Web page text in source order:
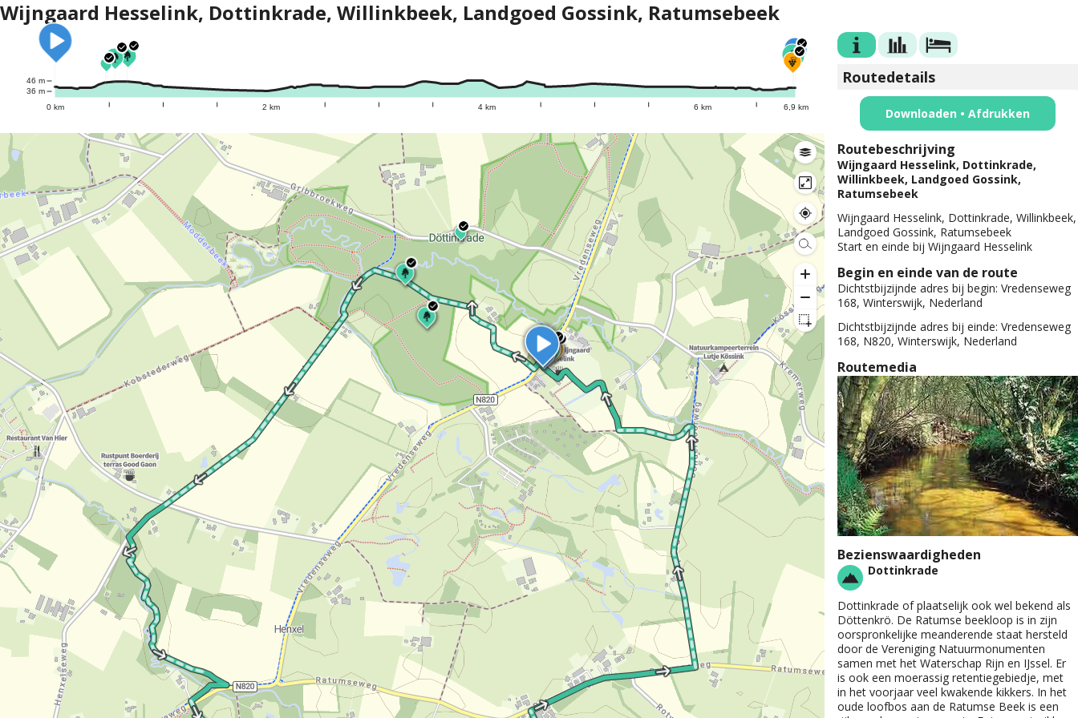
Wijngaard Hesselink, Dottinkrade, Willinkbeek, Landgoed Gossink, Ratumsebeek
Routedetails
Downloaden • Afdrukken
Routebeschrijving
Wijngaard Hesselink, Dottinkrade,
Willinkbeek, Landgoed Gossink,
Ratumsebeek
Wijngaard Hesselink, Dottinkrade, Willinkbeek,
Landgoed Gossink, Ratumsebeek
Start en einde bij Wijngaard Hesselink
Begin en einde van de route
Dichtstbijzijnde adres bij begin: Vredenseweg
168, Winterswijk, Nederland
Dichtstbijzijnde adres bij einde: Vredenseweg
168, N820, Winterswijk, Nederland
Routemedia
Bezienswaardigheden
Dottinkrade
Dottinkrade of plaatselijk ook wel bekend als
Döttenkrö. De Ratumse beekloop is in zijn
oorspronkelijke meanderende staat hersteld
door de Vereniging Natuurmonumenten
samen met het Waterschap Rijn en IJssel. Er
is ook een moerassig retentiegebiedje, met
in het voorjaar veel kwakende kikkers. In het
oude loofbos aan de Ratumse Beek is een
0 km 2 km 4 km 6 km 6,9 km
36 m
46 m